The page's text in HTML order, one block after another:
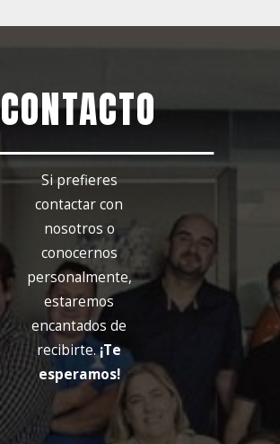
CONTACTO
Si prefieres
contactar con
nosotros o
conocernos
personalmente,
estaremos
encantados de
recibirte.¡Te
esperamos!